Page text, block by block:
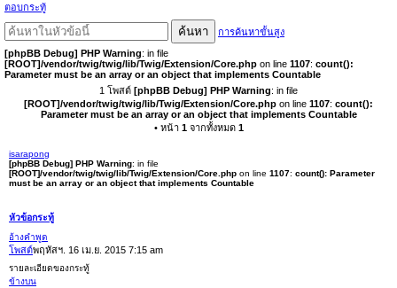
ตอบกระทู้
ค้นหา
การค้นหาขั้นสูง
[phpBB Debug] PHP Warning: in file
[ROOT]/vendor/twig/twig/lib/Twig/Extension/Core.php on line 1107: count():
Parameter must be an array or an object that implements Countable
1 โพสต์ [phpBB Debug] PHP Warning: in file
[ROOT]/vendor/twig/twig/lib/Twig/Extension/Core.php on line 1107: count():
Parameter must be an array or an object that implements Countable
• หน้า 1จากทั้งหมด 1
isarapong
[phpBB Debug] PHP Warning: in file
[ROOT]/vendor/twig/twig/lib/Twig/Extension/Core.php on line 1107: count(): Parameter
must be an array or an object that implements Countable
หัวข้อกระทู้
อ้างคำพูด
โพสต์พฤหัสฯ. 16 เม.ย. 2015 7:15 am
รายละเอียดของกระทู้
ข้างบน